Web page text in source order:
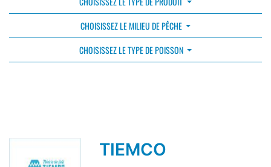
CHOISISSEZ LE MILIEU DE PÊCHE
CHOISISSEZ LE TYPE DE POISSON
TIEMCO